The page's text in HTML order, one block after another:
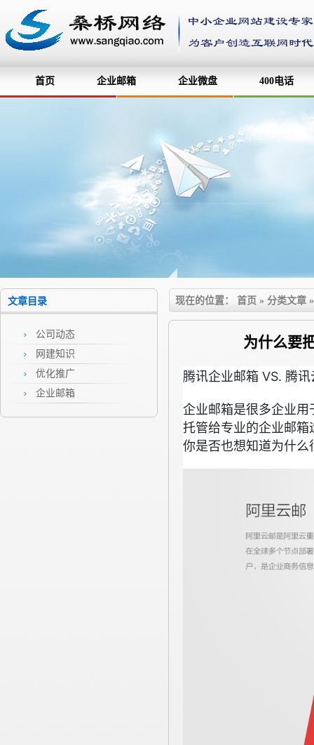
首页 企业邮箱 企业微盘 400电话
文章目录
公司动态
网建知识
优化推广
企业邮箱
现在的位置： 首页 » 分类文章
为什么要
腾讯企业邮箱 VS. 腾
企业邮箱是很多企业
托管给专业的企业邮箱
你是否也想知道为什